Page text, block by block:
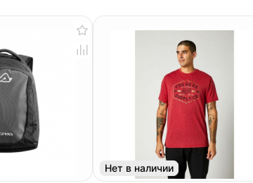
Нет в наличии